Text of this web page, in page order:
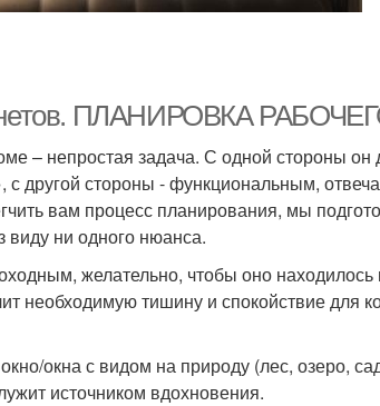
ПЛАНИРОВКА
– непростая задача. С одной стороны
другой стороны - функциональным,
вам процесс планирования, мы
виду ни одного нюанса.
желательно, чтобы оно находилось
необходимую тишину и спокойствие для
окна с видом на природу (лес, озеро,
источником вдохновения.